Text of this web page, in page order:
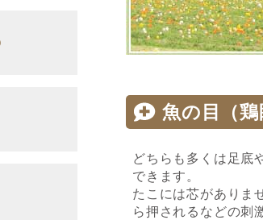
魚の目（
どちらも多くは足底
できます。
たこには芯がありま
ら押されるなどの刺